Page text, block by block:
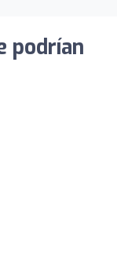
podrían